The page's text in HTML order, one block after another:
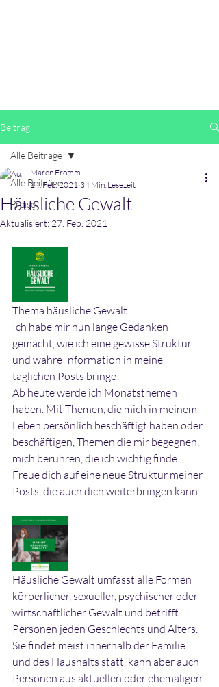
Beitrag
Alle Beiträge
Preise
Alle Beiträge
Häusliche Gewalt
Maren Fromm
14. Feb. 2021 34 Min. Lesezeit
Aktualisiert: 27. Feb. 2021
Thema häusliche Gewalt
Ich habe mir nun lange Gedanken
gemacht, wie ich eine gewisse Struktur
und wahre Information in meine
täglichen Posts bringe!
Ab heute werde ich Monatsthemen
haben. Mit Themen, die mich in meinem
Leben persönlich beschäftigt haben oder
beschäftigen, Themen die mir begegnen,
mich berühren, die ich wichtig finde
Freue dich auf eine neue Struktur meiner
Posts, die auch dich weiterbringen kann
Häusliche Gewalt umfasst alle Formen
körperlicher, sexueller, psychischer oder
wirtschaftlicher Gewalt und betrifft
Personen jeden Geschlechts und Alters.
Sie findet meist innerhalb der Familie
und des Haushalts statt, kann aber auch
Personen aus aktuellen oder ehemaligen